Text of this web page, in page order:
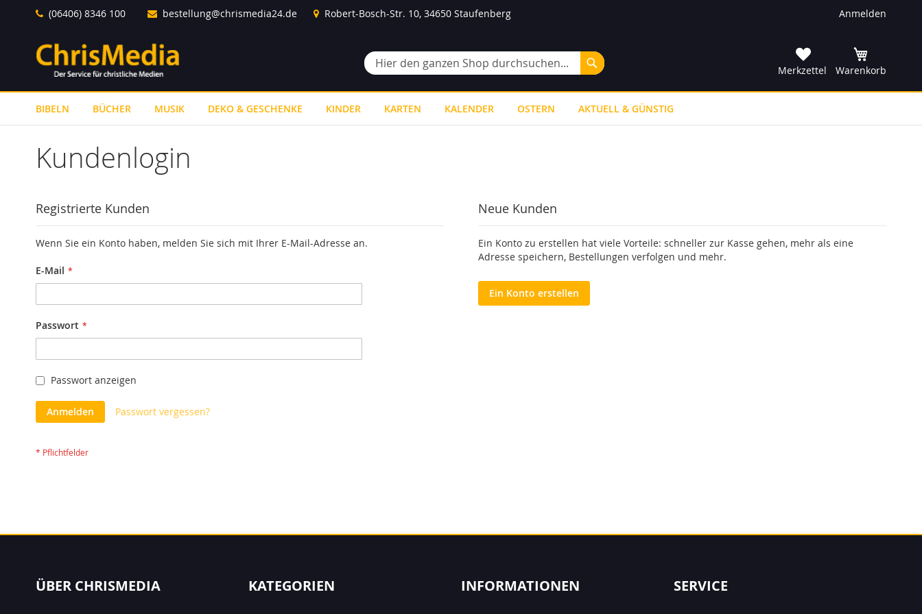
Direkt
Inhalt
Anmelden
(06406) 8346 100 bestellung@chrismedia24.de Robert-Bosch-Str. 10, 34650 Staufenberg
Suche
Suche
Merkzettel
Warenkorb
BIBELN BÜCHER MUSIK DEKO & GESCHENKE KINDER KARTEN KALENDER OSTERN AKTUELL & GÜNSTIG
Kundenlogin
Registrierte Kunden
Wenn Sie ein Konto haben, melden Sie sich mit Ihrer E-Mail-Adresse an.
E-Mail
Passwort
Passwort anzeigen
Anmelden Passwort vergessen?
Neue Kunden
Ein Konto zu erstellen hat viele Vorteile: schneller zur Kasse gehen, mehr als eine
Adresse speichern, Bestellungen verfolgen und mehr.
Ein Konto erstellen
ÜBER CHRISMEDIA KATEGORIEN INFORMATIONEN SERVICE